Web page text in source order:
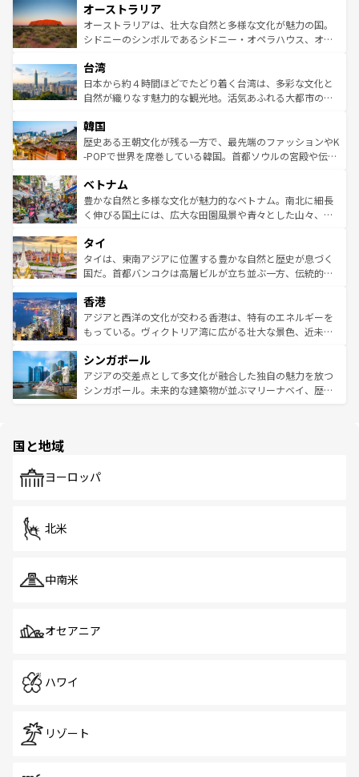
部のニューオーリンズでは、音楽と美食が融合した独特の
文化が魅力。旅行者はアメリカの各地域で異なる魅力を楽
しみながら、その多様性と豊かな歴史を感じることができ
ならではの贅沢な旅のスタイルだ。 なお、新着のアメリカ
情報はコンテンツ一覧を参照してほしい。
ワイ島は見逃せない。また、定番の観光地といえばオアフ
島だが、静かな自然を求めるならマウイ島やカウアイ島が
おすすめ。エメラルドグリーンに輝く海をはじめ、豊かな
れるおもてなしの心で訪れる人々を迎えてくれるハワイの
人々、おいしいローカルフードやハワイアンミュージッ
ク、伝統的なフラダンスなど、すべてがハワイの魅力を彩
ワイを、存分に味わってほしい。 なお、新着のハワイ情報
はコンテンツ一覧を参照してほしい。
オーストラリア
オーストラリアは、壮大な自然と多様な文化が魅力の国。
シドニーのシンボルであるシドニー・オペラハウス、オー
リアリーフや大陸中央部にそびえるウルル（エアーズロッ
ク）、タスマニアの美しい原生林やケアンズの熱帯雨林な
ど、見どころがたくさん。また、カフェやワイン、オージ
いる。アクティビティも充実しており、サーフィンやダイ
ビング、ハイキングなど、アウトドア好きにはたまらな
い。オーストラリアの多彩な魅力を存分に味わいつくそ
参照してほしい。
台湾
日本から約４時間ほどでたどり着く台湾は、多彩な文化と
自然が織りなす魅力的な観光地。活気あふれる大都市の台
ン）、静ひつな山岳地帯である台湾東部など、都市の喧騒
と山間の静けさが共存しており、訪れる人に新しい発見と
驚きをもたらしてくれる。また、奥深い台湾の食文化も魅
容にもいいと評判のスイーツなど、バラエティ豊かな料理
が味わえる。 なお、新着の台湾情報は コンテンツ一覧を参
照してほしい。
韓国
歴史ある王朝文化が残る一方で、最先端のファッションやK
-POPで世界を席巻している韓国。首都ソウルの宮殿や伝統
き、地方に足を延ばせば四季折々の自然美を楽しむことが
できる。そして、キムチや焼肉、絶品のストリートフード
まで、さまざまな韓国料理が待っている。夜には、韓国な
リティに包まれながら、韓国の多彩な魅力を心ゆくまで味
わってみてほしい。 なお、新着の韓国情報はコンテンツ一
覧を参照してほしい。
ベトナム
豊かな自然と多様な文化が魅力的なベトナム。南北に細長
く伸びる国土には、広大な田園風景や青々とした山々、世
急速な発展と共に伝統が息づく。ハノイの古い町並みやホ
ーチミン市のフランス統治時代の建物も、独特の雰囲気を
醸し出している。また、バラエティの豊かさとおいしさで
とつ。フォーやバインミー、ベトナムコーヒーなどは、ぜ
ひ現地で味わいたい。どの地域を訪れてもあたたかい人々
が旅行者を迎えてくれるので、きっと忘れられない旅にな
参照してほしい。
タイ
タイは、東南アジアに位置する豊かな自然と歴史が息づく
国だ。首都バンコクは高層ビルが立ち並ぶ一方、伝統的な
の活気が交差している。北部ではチェンマイなどの山岳地
帯で自然と触れ合い、南部ではプーケットやクラビの美し
いビーチでリゾート気分を楽しむことができる。タイ料理
激する。気候は一年中温暖で、どの季節にも異なる楽しみ
が待っている。親しみやすいタイの人々、仏教を中心とし
た文化、そして多様な観光資源が、訪れる旅人を魅了し続
香港
アジアと西洋の文化が交わる香港は、特有のエネルギーを
もっている。ヴィクトリア湾に広がる壮大な景色、近未来
み、どこを訪れても感動するはず。観光スポットが密集し
ており、効率よく見どころを回れるのも魅力。息をのむよ
うな絶景から文化的な体験まで、香港を存分に楽しみ尽く
シンガポール
アジアの交差点として多文化が融合した独自の魅力を放つ
シンガポール。未来的な建築物が並ぶマリーナベイ、歴史
で、ホーカーズは地元の風情を楽しめる外せないスポット
国と地域
ヨーロッパ
北米
中南米
オセアニア
ハワイ
リゾート